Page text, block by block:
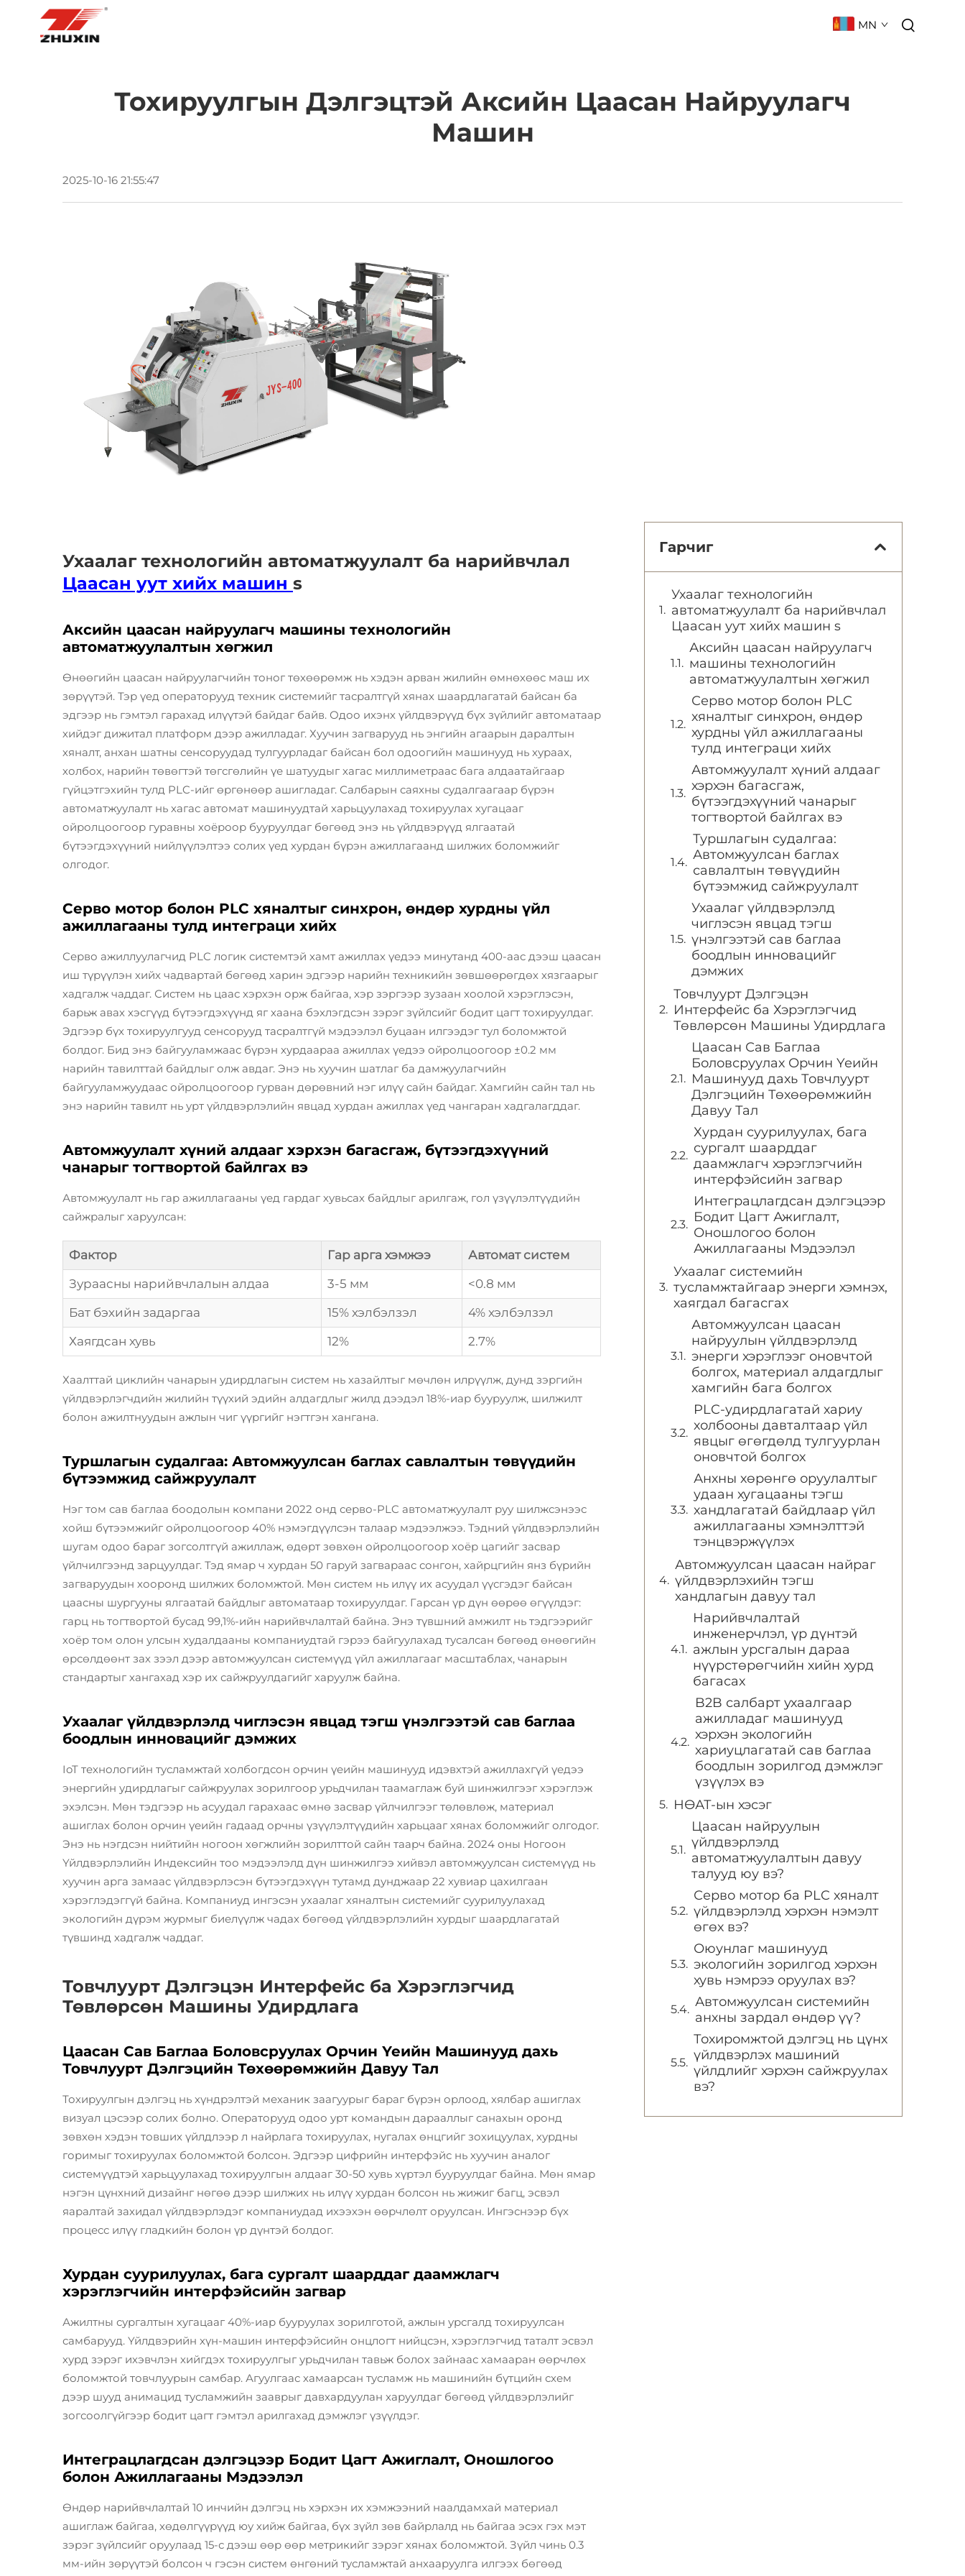
MN
Тохируулгын Дэлгэцтэй Аксийн Цаасан Найруулагч
Машин
2025-10-16 21:55:47
Ухаалаг технологийн автоматжуулалт ба нарийвчлал
Цаасан уут хийх машин s
Аксийн цаасан найруулагч машины технологийн
автоматжуулалтын хөгжил
Өнөөгийн цаасан найруулагчийн тоног төхөөрөмж нь хэдэн арван жилийн өмнөхөөс маш их
зөрүүтэй. Тэр үед операторууд техник системийг тасралтгүй хянах шаардлагатай байсан ба
эдгээр нь гэмтэл гарахад илүүтэй байдаг байв. Одоо ихэнх үйлдвэрүүд бүх зүйлийг автоматаар
хийдэг дижитал платформ дээр ажилладаг. Хуучин загварууд нь энгийн агаарын даралтын
хяналт, анхан шатны сенсоруудад тулгуурладаг байсан бол одоогийн машинууд нь хураах,
холбох, нарийн төвөгтэй төгсгөлийн үе шатуудыг хагас миллиметраас бага алдаатайгаар
гүйцэтгэхийн тулд PLC-ийг өргөнөөр ашигладаг. Салбарын саяхны судалгаагаар бүрэн
автоматжуулалт нь хагас автомат машинуудтай харьцуулахад тохируулах хугацааг
ойролцоогоор гуравны хоёроор бууруулдаг бөгөөд энэ нь үйлдвэрүүд ялгаатай
бүтээгдэхүүний нийлүүлэлтээ солих үед хурдан бүрэн ажиллагаанд шилжих боломжийг
олгодог.
Серво мотор болон PLC хяналтыг синхрон, өндөр хурдны үйл
ажиллагааны тулд интеграци хийх
Серво ажиллуулагчид PLC логик системтэй хамт ажиллах үедээ минутанд 400-аас дээш цаасан
иш түрүүлэн хийх чадвартай бөгөөд харин эдгээр нарийн техникийн зөвшөөрөгдөх хязгаарыг
хадгалж чаддаг. Систем нь цаас хэрхэн орж байгаа, хэр зэргээр зузаан хоолой хэрэглэсэн,
барьж авах хэсгүүд бүтээгдэхүүнд яг хаана бэхлэгдсэн зэрэг зүйлсийг бодит цагт тохируулдаг.
Эдгээр бүх тохируулгууд сенсорууд тасралтгүй мэдээлэл буцаан илгээдэг тул боломжтой
болдог. Бид энэ байгууламжаас бүрэн хурдаараа ажиллах үедээ ойролцоогоор ±0.2 мм
нарийн тавилттай байдлыг олж авдаг. Энэ нь хуучин шатлаг ба дамжуулагчийн
байгууламжуудаас ойролцоогоор гурван дөрөвний нэг илүү сайн байдаг. Хамгийн сайн тал нь
энэ нарийн тавилт нь урт үйлдвэрлэлийн явцад хурдан ажиллах үед чангаран хадгалагддаг.
Автомжуулалт хүний алдааг хэрхэн багасгаж, бүтээгдэхүүний
чанарыг тогтвортой байлгах вэ
Автомжуулалт нь гар ажиллагааны үед гардаг хувьсах байдлыг арилгаж, гол үзүүлэлтүүдийн
сайжралыг харуулсан:
Фактор Гар арга хэмжээ
Автомат систем
Зураасны нарийвчлалын алдаа
3-5 мм
<0.8 мм
Бат бэхийн задаргаа
15% хэлбэлзэл
4% хэлбэлзэл
Хаягдсан хувь
12% 2.7%
Хаалттай циклийн чанарын удирдлагын систем нь хазайлтыг мөчлөн илрүүлж, дунд зэргийн
үйлдвэрлэгчдийн жилийн түүхий эдийн алдагдлыг жилд дээдэл 18%-иар бууруулж, шилжилт
болон ажилтнуудын ажлын чиг үүргийг нэгтгэн хангана.
Туршлагын судалгаа: Автомжуулсан баглах савлалтын төвүүдийн
бүтээмжид сайжруулалт
Нэг том сав баглаа боодолын компани 2022 онд серво-PLC автоматжуулалт руу шилжсэнээс
хойш бүтээмжийг ойролцоогоор 40% нэмэгдүүлсэн талаар мэдээлжээ. Тэдний үйлдвэрлэлийн
шугам одоо бараг зогсолтгүй ажиллаж, өдөрт зөвхөн ойролцоогоор хоёр цагийг засвар
үйлчилгээнд зарцуулдаг. Тэд ямар ч хурдан 50 гаруй загвараас сонгон, хайрцгийн янз бүрийн
загваруудын хооронд шилжих боломжтой. Мөн систем нь илүү их асуудал үүсгэдэг байсан
цаасны шургууны ялгаатай байдлыг автоматаар тохируулдаг. Гарсан үр дүн өөрөө өгүүлдэг:
гарц нь тогтвортой бусад 99,1%-ийн нарийвчлалтай байна. Энэ түвшний амжилт нь тэдгээрийг
хоёр том олон улсын худалдааны компаниудтай гэрээ байгуулахад тусалсан бөгөөд өнөөгийн
өрсөлдөөнт зах зээл дээр автомжуулсан системүүд үйл ажиллагааг масштаблах, чанарын
стандартыг хангахад хэр их сайжруулдагийг харуулж байна.
Ухаалаг үйлдвэрлэлд чиглэсэн явцад тэгш үнэлгээтэй сав баглаа
боодлын инновацийг дэмжих
IoT технологийн тусламжтай холбогдсон орчин үеийн машинууд идэвхтэй ажиллахгүй үедээ
энергийн удирдлагыг сайжруулах зорилгоор урьдчилан таамаглаж буй шинжилгээг хэрэглэж
эхэлсэн. Мөн тэдгээр нь асуудал гарахаас өмнө засвар үйлчилгээг төлөвлөж, материал
ашиглах болон орчин үеийн гадаад орчны үзүүлэлтүүдийн харьцааг хянах боломжийг олгодог.
Энэ нь нэгдсэн нийтийн ногоон хөгжлийн зорилттой сайн таарч байна. 2024 оны Ногоон
Үйлдвэрлэлийн Индексийн тоо мэдээлэлд дүн шинжилгээ хийвэл автомжуулсан системүүд нь
хуучин арга замаас үйлдвэрлэсэн бүтээгдэхүүн тутамд дунджаар 22 хувиар цахилгаан
хэрэглэдэггүй байна. Компаниуд ингэсэн ухаалаг хяналтын системийг суурилуулахад
экологийн дүрэм журмыг биелүүлж чадах бөгөөд үйлдвэрлэлийн хурдыг шаардлагатай
түвшинд хадгалж чаддаг.
Товчлуурт Дэлгэцэн Интерфейс ба Хэрэглэгчид
Төвлөрсөн Машины Удирдлага
Цаасан Сав Баглаа Боловсруулах Орчин Үеийн Машинууд дахь
Товчлуурт Дэлгэцийн Төхөөрөмжийн Давуу Тал
Тохируулгын дэлгэц нь хүндрэлтэй механик заагуурыг бараг бүрэн орлоод, хялбар ашиглах
визуал цэсээр солих болно. Операторууд одоо урт командын дарааллыг санахын оронд
зөвхөн хэдэн товших үйлдлээр л найрлага тохируулах, нугалах өнцгийг зохицуулах, хурдны
горимыг тохируулах боломжтой болсон. Эдгээр цифрийн интерфэйс нь хуучин аналог
системүүдтэй харьцуулахад тохируулгын алдааг 30-50 хувь хүртэл бууруулдаг байна. Мөн ямар
нэгэн цүнхний дизайнг нөгөө дээр шилжих нь илүү хурдан болсон нь жижиг багц, эсвэл
яаралтай захидал үйлдвэрлэдэг компаниудад ихээхэн өөрчлөлт оруулсан. Ингэснээр бүх
процесс илүү гладкийн болон үр дүнтэй болдог.
Хурдан суурилуулах, бага сургалт шаарддаг даамжлагч
хэрэглэгчийн интерфэйсийн загвар
Ажилтны сургалтын хугацааг 40%-иар бууруулах зорилготой, ажлын урсгалд тохируулсан
самбарууд. Үйлдвэрийн хүн-машин интерфэйсийн онцлогт нийцсэн, хэрэглэгчид таталт эсвэл
хурд зэрэг ихэвчлэн хийгдэх тохируулгыг урьдчилан тавьж болох зайнаас хамааран өөрчлөх
боломжтой товчлуурын самбар. Агуулгаас хамаарсан тусламж нь машинийн бүтцийн схем
дээр шууд анимацид тусламжийн зааврыг давхардуулан харуулдаг бөгөөд үйлдвэрлэлийг
зогсоолгүйгээр бодит цагт гэмтэл арилгахад дэмжлэг үзүүлдэг.
Интеграцлагдсан дэлгэцээр Бодит Цагт Ажиглалт, Оношлогоо
болон Ажиллагааны Мэдээлэл
Өндөр нарийвчлалтай 10 инчийн дэлгэц нь хэрхэн их хэмжээний наалдамхай материал
ашиглаж байгаа, хөдөлгүүрүүд юу хийж байгаа, бүх зүйл зөв байрлалд нь байгаа эсэх гэх мэт
зэрэг зүйлсийг оруулаад 15-с дээш өөр өөр метрикийг зэрэг хянах боломжтой. Зүйл чинь 0.3
мм-ийн зөрүүтэй болсон ч гэсэн систем өнгөний тусламжтай анхааруулга илгээх бөгөөд
Гарчиг
Ухаалаг технологийн
автоматжуулалт ба нарийвчлал
Цаасан уут хийх машин s
Аксийн цаасан найруулагч
машины технологийн
автоматжуулалтын хөгжил
Серво мотор болон PLC
хяналтыг синхрон, өндөр
хурдны үйл ажиллагааны
тулд интеграци хийх
Автомжуулалт хүний алдааг
хэрхэн багасгаж,
бүтээгдэхүүний чанарыг
тогтвортой байлгах вэ
Туршлагын судалгаа:
Автомжуулсан баглах
савлалтын төвүүдийн
бүтээмжид сайжруулалт
Ухаалаг үйлдвэрлэлд
чиглэсэн явцад тэгш
үнэлгээтэй сав баглаа
боодлын инновацийг
дэмжих
Товчлуурт Дэлгэцэн
Интерфейс ба Хэрэглэгчид
Төвлөрсөн Машины Удирдлага
Цаасан Сав Баглаа
Боловсруулах Орчин Үеийн
Машинууд дахь Товчлуурт
Дэлгэцийн Төхөөрөмжийн
Давуу Тал
Хурдан суурилуулах, бага
сургалт шаарддаг
даамжлагч хэрэглэгчийн
интерфэйсийн загвар
Интеграцлагдсан дэлгэцээр
Бодит Цагт Ажиглалт,
Оношлогоо болон
Ажиллагааны Мэдээлэл
Ухаалаг системийн
тусламжтайгаар энерги хэмнэх,
хаягдал багасгах
Автомжуулсан цаасан
найруулын үйлдвэрлэлд
энерги хэрэглээг оновчтой
болгох, материал алдагдлыг
хамгийн бага болгох
PLC-удирдлагатай хариу
холбооны давталтаар үйл
явцыг өгөгдөлд тулгуурлан
оновчтой болгох
Анхны хөрөнгө оруулалтыг
удаан хугацааны тэгш
хандлагатай байдлаар үйл
ажиллагааны хэмнэлттэй
тэнцвэржүүлэх
Автомжуулсан цаасан найраг
үйлдвэрлэхийн тэгш
хандлагын давуу тал
Нарийвчлалтай
инженерчлэл, үр дүнтэй
ажлын урсгалын дараа
нүүрстөрөгчийн хийн хурд
багасах
B2B салбарт ухаалгаар
ажилладаг машинууд
хэрхэн экологийн
хариуцлагатай сав баглаа
боодлын зорилгод дэмжлэг
үзүүлэх вэ
НӨАТ-ын хэсэг
Цаасан найруулын
үйлдвэрлэлд
автоматжуулалтын давуу
талууд юу вэ?
Серво мотор ба PLC хяналт
үйлдвэрлэлд хэрхэн нэмэлт
өгөх вэ?
Оюунлаг машинууд
экологийн зорилгод хэрхэн
хувь нэмрээ оруулах вэ?
Автомжуулсан системийн
анхны зардал өндөр үү?
Тохиромжтой дэлгэц нь цүнх
үйлдвэрлэх машиний
үйлдлийг хэрхэн сайжруулах
вэ?